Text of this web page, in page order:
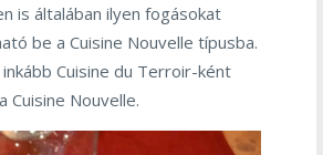
is általában ilyen fogásokat
be a Cuisine Nouvelle típusba.
Cuisine du Terroir-ként
Nouvelle.